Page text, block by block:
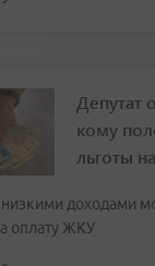
Депутат
кому
льготы
доходами
оплату ЖКУ